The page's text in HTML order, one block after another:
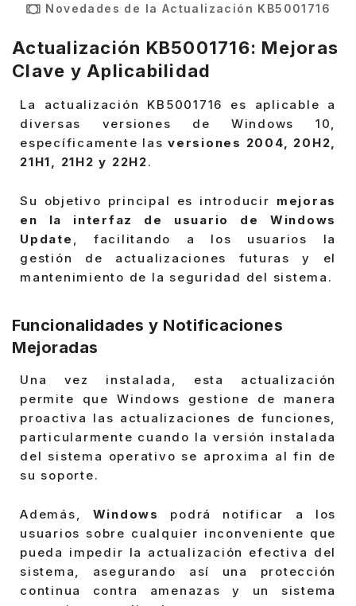
Novedades de la Actualización KB5001716
Actualización KB5001716: Mejoras
Clave y Aplicabilidad
La actualización KB5001716 es aplicable a
diversas versiones de Windows 10,
específicamente lasversiones 2004, 20H2,
21H1, 21H2 y 22H2.
Su objetivo principal es introducir mejoras
en la interfaz de usuario de Windows
Update , facilitando a los usuarios la
gestión de actualizaciones futuras y el
mantenimiento de la seguridad del sistema.
Funcionalidades y Notificaciones
Mejoradas
Una vez instalada, esta actualización
permite que Windows gestione de manera
proactiva las actualizaciones de funciones,
particularmente cuando la versión instalada
del sistema operativo se aproxima al fin de
su soporte.
Además, Windows
podrá notificar a los
usuarios sobre cualquier inconveniente que
pueda impedir la actualización efectiva del
sistema, asegurando así una protección
continua contra amenazas y un sistema